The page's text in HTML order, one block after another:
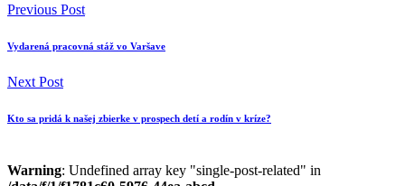
Previous Post
Vydarená pracovná stáž vo Varšave
Next Post
Kto sa pridá k našej zbierke v prospech detí a rodín v kríze?
Warning: Undefined array key "single-post-related" in